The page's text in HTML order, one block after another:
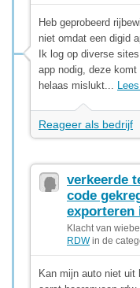
Heb geprobeerd
niet omdat een digid
Ik log op diverse
app nodig, deze
helaas mislukt...
Reageer als bedrijf
verkeerde
code
exporteren
Klacht van
RDWin de
Kan mijn auto niet uit